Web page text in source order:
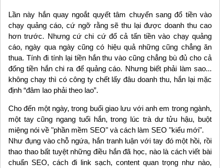
Lần này hắn quay ngoắt quyết tâm chuyển sang đổ tiền vào
chạy quảng cáo, cứ ngỡ rằng sẽ thu lại được doanh thu cao
hơn trước. Nhưng cứ chi cứ đổ cả tấn tiền vào chạy quảng
cáo, ngày qua ngày cũng có hiệu quả những cũng chẳng ăn
thua. Tính đi tính lại tiền hắn thu vào cũng chẳng bù đủ cho cả
đống tiền hắn chi ra để quảng cáo. Nhưng biết phải làm sao...
không chạy thì có công ty chết lấy đâu doanh thu, hắn lại mặc
định “đâm lao phải theo lao”.
Cho đến một ngày, trong buổi giao lưu với anh em trong ngành,
một tay cũng ngang tuổi hắn, trong lúc trà dư tửu hậu, buột
miệng nói về "phần mềm SEO" và cách làm SEO "kiểu mới".
Như đụng vào chỗ ngứa, hắn tranh luận với tay đó một hồi, rồi
thao thao bất tuyệt những điều hắn đã học, nào là cách viết bài
chuẩn SEO, cách đi link sạch, content quan trọng như nào,